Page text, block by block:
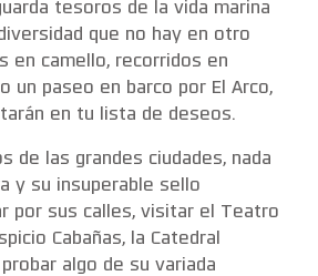
tesoros de la vida marina
que no hay en otro
en camello, recorridos en
un paseo en barco por El Arco,
en tu lista de deseos.
de las grandes ciudades, nada
y su insuperable sello
por sus calles, visitar el Teatro
Cabañas, la Catedral
algo de su variada